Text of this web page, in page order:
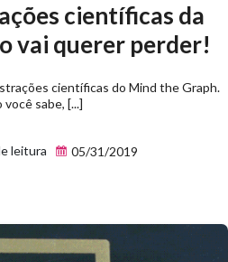
científicas da
vai querer perder!
científicas do Mind the Graph.
você sabe, [...]
leitura 05/31/2019